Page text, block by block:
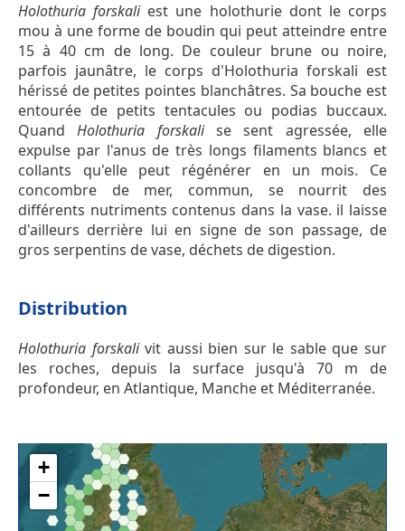
Holothuria forskaliest une holothurie dont le corps
mou à une forme de boudin qui peut atteindre entre
15 à 40 cm de long. De couleur brune ou noire,
parfois jaunâtre, le corps d'Holothuria forskali est
hérissé de petites pointes blanchâtres. Sa bouche est
entourée de petits tentacules ou podias buccaux.
QuandHolothuria forskalise sent agressée, elle
expulse par l'anus de très longs filaments blancs et
collants qu'elle peut régénérer en un mois. Ce
concombre de mer, commun, se nourrit des
différents nutriments contenus dans la vase. il laisse
d'ailleurs derrière lui en signe de son passage, de
gros serpentins de vase, déchets de digestion.
Distribution
Holothuria forskalivit aussi bien sur le sable que sur
les roches, depuis la surface jusqu'à 70 m de
profondeur, en Atlantique, Manche et Méditerranée.